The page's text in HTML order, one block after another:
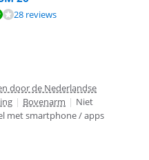
op 28 reviews.
28 reviews
door de Nederlandse
| Bovenarm | Niet
met smartphone / apps